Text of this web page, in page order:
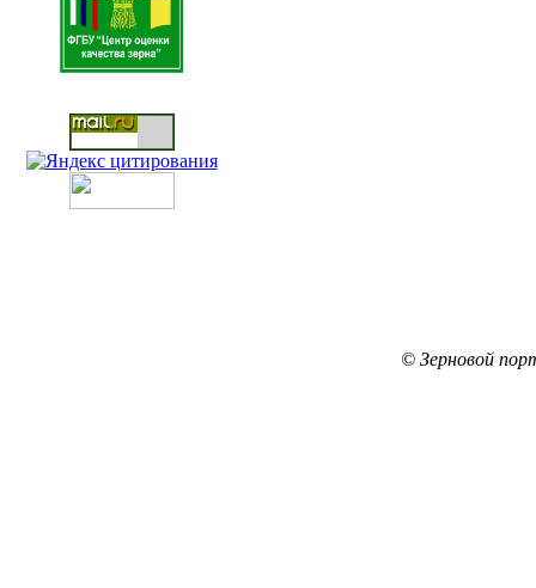
© Зерновой